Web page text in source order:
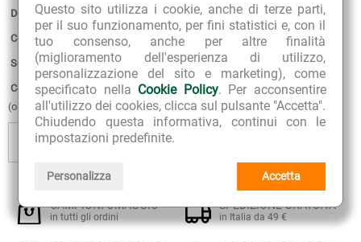
Questo sito utilizza i cookie, anche di terze parti,
per il suo funzionamento, per fini statistici e, con il
tuo consenso, anche per altre finalità
(miglioramento dell'esperienza di utilizzo,
personalizzazione del sito e marketing), come
specificato nella Cookie Policy. Per acconsentire
all'utilizzo dei cookies, clicca sul pulsante "Accetta".
Chiudendo questa informativa, continui con le
impostazioni predefinite.
Personalizza Accetta
Disponibilità: 4
Confezione: 40 capsule vegetali
Scadenza: 30-12-2028
Consegna stimata:
12 - 13 Agosto
(ordina entro 10 ore 26 minuti)
+
AGGIUNGI
AL CESTINO
CAMPIONI OMAGGIO
in tutti gli ordini
SPEDIZIONE GRATUITA
in Italia da 49 €